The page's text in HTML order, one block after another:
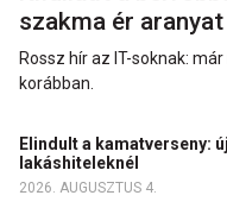
szakma ér aranyat
Rossz hír az IT-soknak:
korábban.
Elindult a kamatverseny:
lakáshiteleknél
2026. AUGUSZTUS 4.